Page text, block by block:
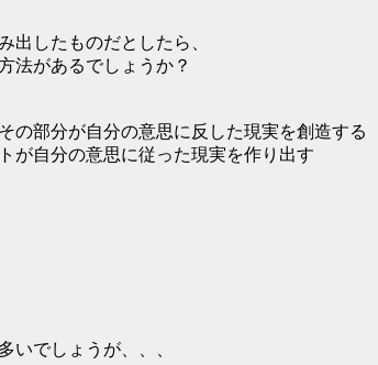
出したものだとしたら、
法があるでしょうか？
の部分が自分の意思に反した現実を創造する
が自分の意思に従った現実を作り出す
いでしょうが、、、